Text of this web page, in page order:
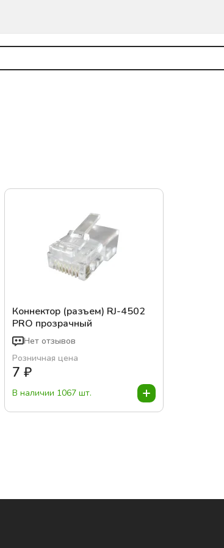
Коннектор (разъем) RJ-4502
PRO прозрачный
Нет отзывов
Розничная цена
7 ₽
В наличии 1067 шт.